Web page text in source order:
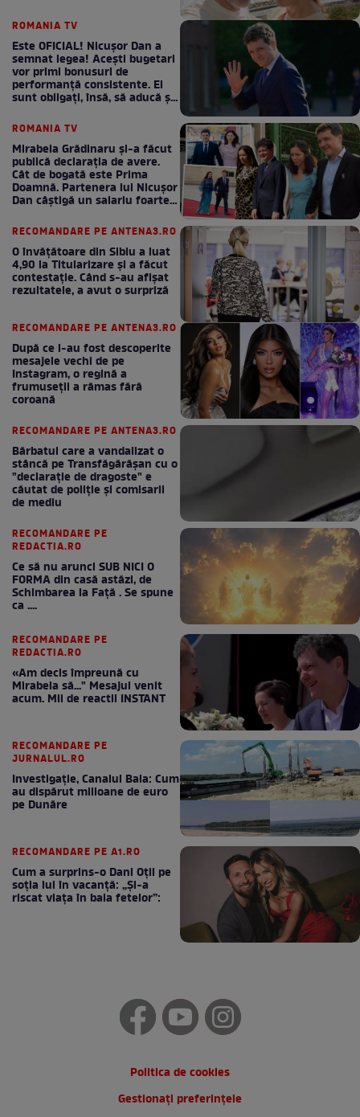
ROMANIA TV
Este OFICIAL! Nicușor Dan a
semnat legea! Acești bugetari
vor primi bonusuri de
performanță consistente. Ei
sunt obligați, însă, să aducă și
ROMANIA TV
Mirabela Grădinaru și-a făcut
publică declarația de avere.
Cât de bogată este Prima
Doamnă. Partenera lui Nicușor
Dan câștigă un salariu foarte
RECOMANDARE PE ANTENA3.RO
O învățătoare din Sibiu a luat
4,90 la Titularizare și a făcut
contestație. Când s-au afișat
rezultatele, a avut o surpriză
RECOMANDARE PE ANTENA3.RO
După ce i-au fost descoperite
mesajele vechi de pe
Instagram, o regină a
frumuseții a rămas fără
coroană
RECOMANDARE PE ANTENA3.RO
Bărbatul care a vandalizat o
stâncă pe Transfăgărășan cu o
"declaraţie de dragoste" e
căutat de poliție și comisarii
de mediu
RECOMANDARE PE
REDACTIA.RO
Ce să nu arunci SUB NICI O
FORMA din casă astăzi, de
Schimbarea la Față . Se spune
ca ....
RECOMANDARE PE
REDACTIA.RO
«Am decis împreună cu
Mirabela să..." Mesajul venit
acum. Mii de reactii INSTANT
RECOMANDARE PE
JURNALUL.RO
Investigație, Canalul Bala: Cum
au dispărut milioane de euro
pe Dunăre
RECOMANDARE PE A1.RO
Cum a surprins-o Dani Oțil pe
soția lui în vacanță: „Și-a
riscat viața în baia fetelor”:
Politica de cookies
Gestionați preferințele